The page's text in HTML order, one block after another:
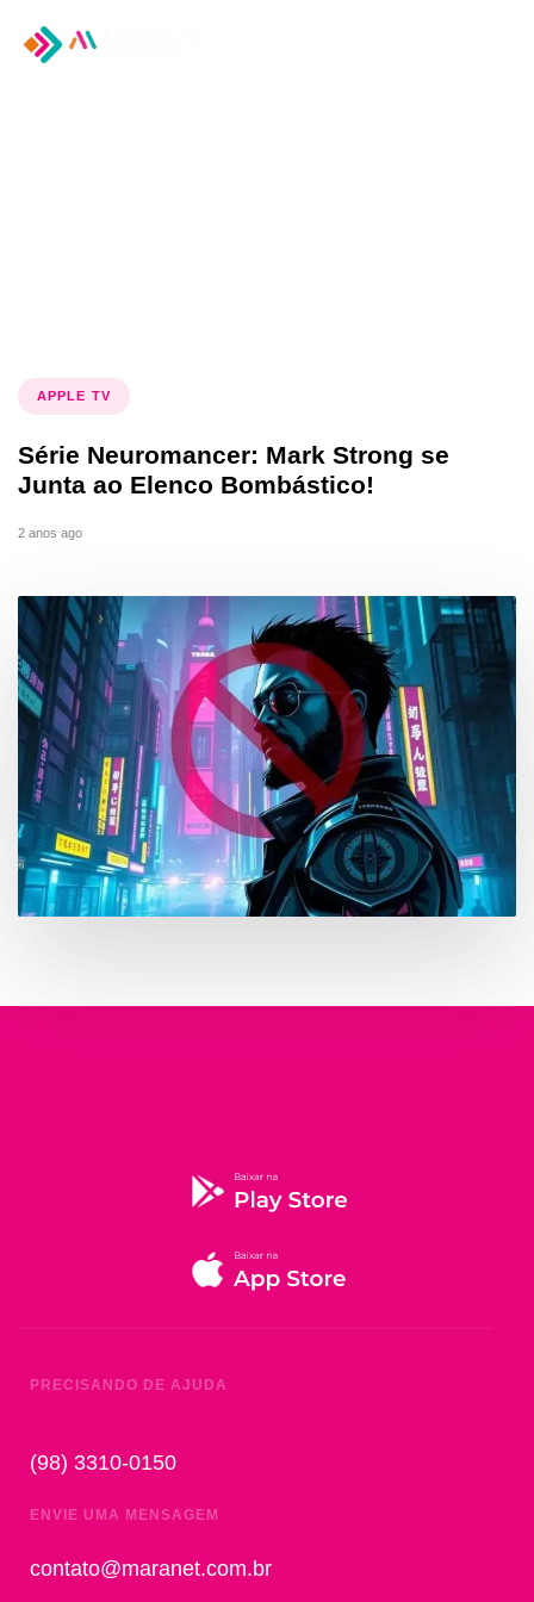
APPLE TV
Série Neuromancer: Mark Strong se
Junta ao Elenco Bombástico!
2 anos ago
PRECISANDO DE AJUDA
(98) 3310-0150
ENVIE UMA MENSAGEM
contato@maranet.com.br